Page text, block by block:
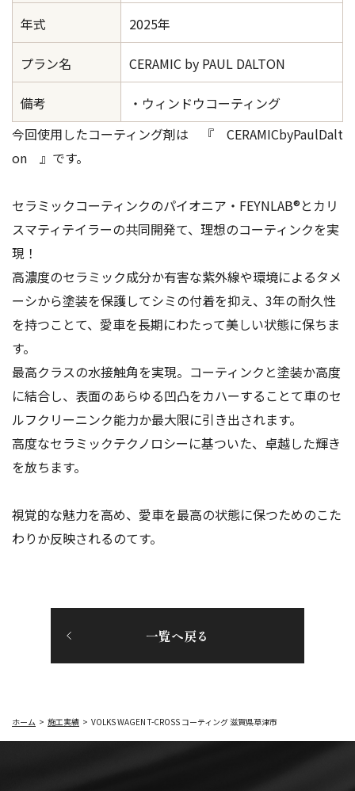
年式 2025年
プラン名 CERAMIC by PAUL DALTON
備考
・ウィンドウコーティング
今回使用したコーティング剤は 『 CERAMICbyPaulDalt
on 』です。
セラミックコーティンクのパイオニア・FEYNLAB®とカリ
スマティテイラーの共同開発て、理想のコーティンクを実
現！
高濃度のセラミック成分か有害な紫外線や環境によるタメ
ーシから塗装を保護してシミの付着を抑え、3年の耐久性
を持つことて、愛車を長期にわたって美しい状態に保ちま
す。
最高クラスの水接触角を実現。コーティンクと塗装か高度
に結合し、表面のあらゆる凹凸をカハーすることて車のセ
ルフクリーニンク能力か最大限に引き出されます。
高度なセラミックテクノロシーに基ついた、卓越した輝き
を放ちます。
視覚的な魅力を高め、愛車を最高の状態に保つためのこた
わりか反映されるのてす。
一覧へ戻る
ホーム 施工実績 VOLKS WAGEN T-CROSS コーティング 滋賀県草津市